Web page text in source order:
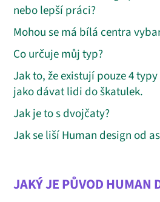
nebo lepší práci?
Mohou se má bílá centra
Co určuje můj typ?
Jak to, že existují pouze 4
jako dávat lidi do škatulek.
Jak je to s dvojčaty?
Jak se liší Human design od
JAKÝ JE PŮVOD HUMAN